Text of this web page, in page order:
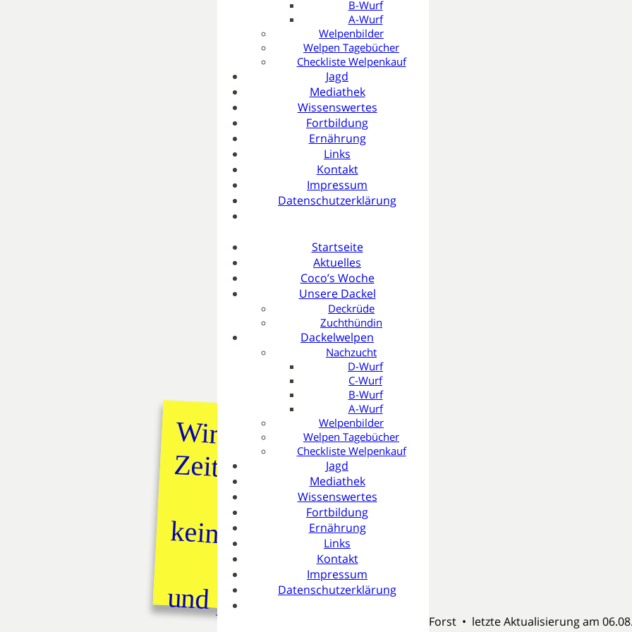
B-Wurf
A-Wurf
Welpenbilder
Welpen Tagebücher
Checkliste Welpenkauf
Jagd
Mediathek
Wissenswertes
Fortbildung
Ernährung
Links
Kontakt
Impressum
Datenschutzerklärung
Startseite
Aktuelles
Coco’s Woche
Unsere Dackel
Deckrüde
Zuchthündin
Dackelwelpen
Nachzucht
D-Wurf
C-Wurf
B-Wurf
A-Wurf
Welpenbilder
Welpen Tagebücher
Checkliste Welpenkauf
Jagd
Mediathek
Wissenswertes
Fortbildung
Ernährung
Links
Kontakt
Impressum
Datenschutzerklärung
7. Geburtstag C-Wurf
10-04-2026
Frohe Ostern 🐣
05-04-2026
mehr Frühling
07-03-2026
Kontakt
Kontaktformular
info@rauhaardackel.bayern
+49 89 85 640 780
Facebook
YouTube
Instagram
Wir haben zur
Zeit
keine Welpen
und planen
© 2026 Rauhaardackel vom Kreuzlinger Forst • letzte Aktualisierung am